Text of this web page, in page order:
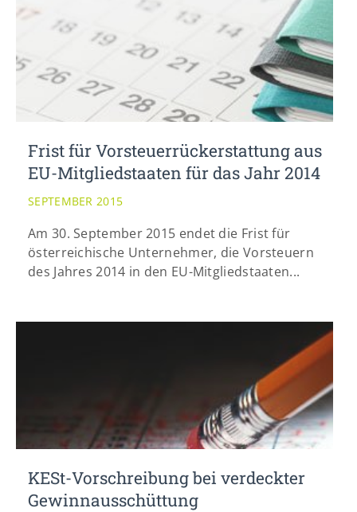
Frist für Vorsteuerrückerstattung aus
EU-Mitgliedstaaten für das Jahr 2014
SEPTEMBER 2015
Am 30. September 2015 endet die Frist für
österreichische Unternehmer, die Vorsteuern
des Jahres 2014 in den EU-Mitgliedstaaten...
KESt-Vorschreibung bei verdeckter
Gewinnausschüttung